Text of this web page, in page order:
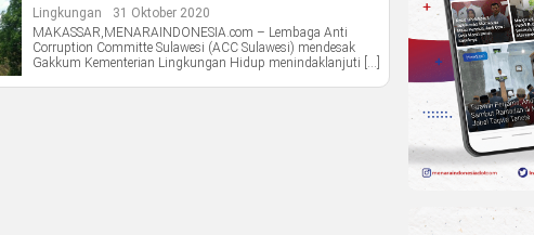
Lingkungan
31 Oktober 2020
MAKASSAR,MENARAINDONESIA.com – Lembaga Anti
Corruption Committe Sulawesi (ACC Sulawesi) mendesak
Gakkum Kementerian Lingkungan Hidup menindaklanjuti […]